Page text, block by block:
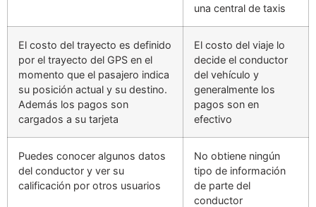
una central de taxis
El costo del trayecto es definido
por el trayecto del GPS en el
momento que el pasajero indica
su posición actual y su destino.
Además los pagos son
cargados a su tarjeta
El costo del viaje lo
decide el conductor
del vehículo y
generalmente los
pagos son en
efectivo
Puedes conocer algunos datos
del conductor y ver su
calificación por otros usuarios
No obtiene ningún
tipo de información
de parte del
conductor